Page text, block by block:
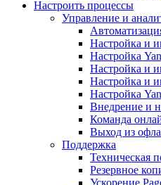
Настроить процессы
Управление и
Настройка и
Настройка
Настройка и
Настройка и
Настройка
Внедрение и
Команда
Выход из
Поддержка
Техническая
Резервное
Ускорение